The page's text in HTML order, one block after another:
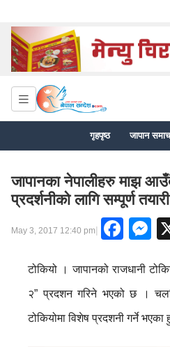
गृहपृष्ठ जापान
जापानका नेपालीहरु माझ
प्रदर्शनीको लागि सम्पूर्ण
May 3, 2017 12:40 pm|
टोकियो । जापानको राजधानी
२” प्रदशन गरिने भएको छ ।
टोकियोमा विशेष प्रदशनी गर्ने